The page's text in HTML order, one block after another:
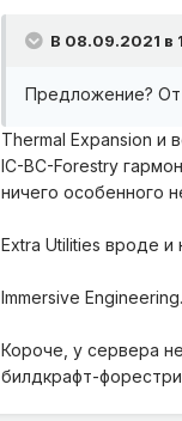
В 08.09.2021 в
Предложение? От
Thermal Expansion и
IC-BC-Forestry
ничего особенного
Extra Utilities вроде
Immersive
Короче, у сервера
билдкрафт-